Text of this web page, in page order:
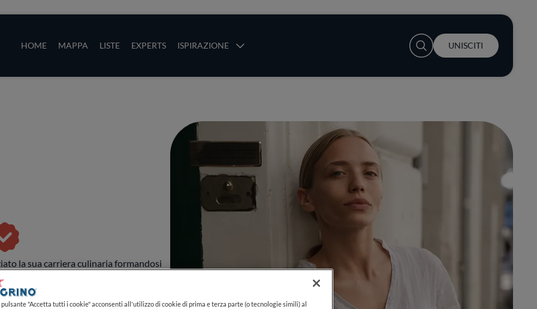
HOME MAPPA LISTE EXPERTS ISPIRAZIONE
User account menu
UNISCITI
la sua carriera culinaria formandosi
Bosi, Paco Torreblanca e Martín
Floriano Pellegrino, ha fondato il
la prima stella Michelin nel
"Accetta tutti i cookie" acconsenti all'utilizzo di cookie di prima e terza parte (o tecnologie simili) al